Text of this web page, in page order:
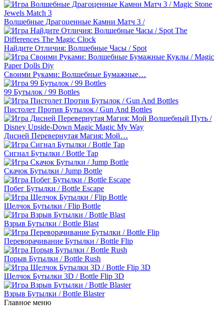
Волшебные Драгоценные Камни Матч 3 /
Найдите Отличия: Волшебные Часы / Spot
Своими Руками: Волшебные Бумажные…
99 Бутылок / 99 Bottles
Пистолет Против Бутылок / Gun And Bottles
Дисней Перевернутая Магия: Мой…
Сигнал Бутылки / Bottle Tap
Скачок Бутылки / Jump Bottle
Побег Бутылки / Bottle Escape
Щелчок Бутылки / Flip Bottle
Взрыв Бутылки / Bottle Blast
Переворачивание Бутылки / Bottle Flip
Порыв Бутылки / Bottle Rush
Щелчок Бутылки 3D / Bottle Flip 3D
Взрыв Бутылки / Bottle Blaster
Главное меню